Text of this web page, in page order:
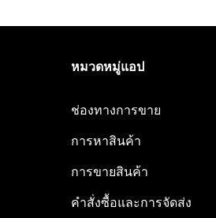
หมวดหมู่แอป
ช่องทางการขาย
การหาสินค้า
การขายสินค้า
คำสั่งซื้อและการจัดส่ง